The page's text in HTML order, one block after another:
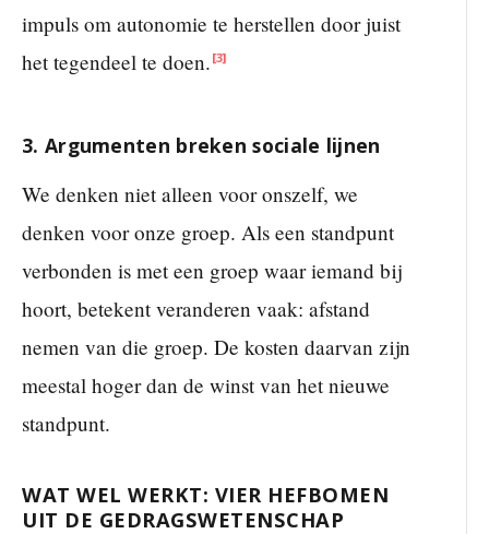
impuls om autonomie te herstellen door juist
het tegendeel te doen. [3]
3. Argumenten breken sociale lijnen
We denken niet alleen voor onszelf, we
denken voor onze groep. Als een standpunt
verbonden is met een groep waar iemand bij
hoort, betekent veranderen vaak: afstand
nemen van die groep. De kosten daarvan zijn
meestal hoger dan de winst van het nieuwe
standpunt.
WAT WEL WERKT: VIER HEFBOMEN
UIT DE GEDRAGSWETENSCHAP